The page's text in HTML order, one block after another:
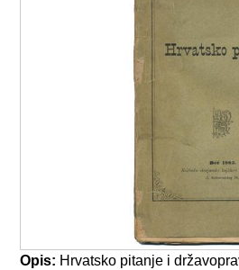
Opis: Hrvatsko pitanje i